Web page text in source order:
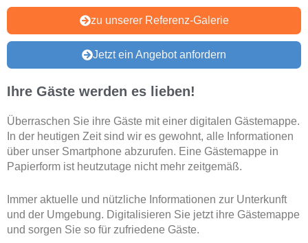
zu unserer Referenz-Galerie
Jetzt ein Angebot anfordern
Ihre Gäste werden es lieben!
Überraschen Sie ihre Gäste mit einer digitalen Gästemappe.
In der heutigen Zeit sind wir es gewohnt, alle Informationen
über unser Smartphone abzurufen. Eine Gästemappe in
Papierform ist heutzutage nicht mehr zeitgemäß.
Immer aktuelle und nützliche Informationen zur Unterkunft
und der Umgebung. Digitalisieren Sie jetzt ihre Gästemappe
und sorgen Sie so für zufriedene Gäste.